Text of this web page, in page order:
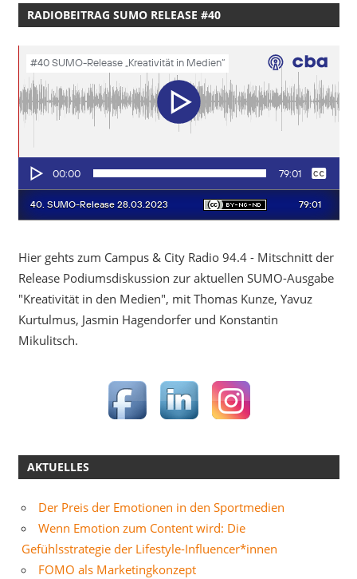
RADIOBEITRAG SUMO RELEASE #40
Hier gehts zum Campus & City Radio 94.4 - Mitschnitt der
Release Podiumsdiskussion zur aktuellen SUMO-Ausgabe
"Kreativität in den Medien", mit Thomas Kunze, Yavuz
Kurtulmus, Jasmin Hagendorfer und Konstantin
Mikulitsch.
AKTUELLES
Der Preis der Emotionen in den Sportmedien
Wenn Emotion zum Content wird: Die
Gefühlsstrategie der Lifestyle-Influencer*innen
FOMO als Marketingkonzept